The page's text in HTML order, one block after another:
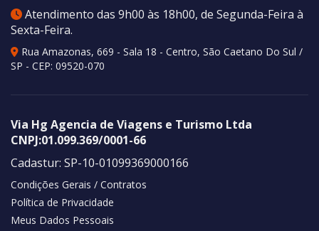
Atendimento das 9h00 às 18h00, de Segunda-Feira à
Sexta-Feira.
Rua Amazonas, 669 - Sala 18 - Centro, São Caetano Do Sul /
SP - CEP: 09520-070
Via Hg Agencia de Viagens e Turismo Ltda
CNPJ:01.099.369/0001-66
Cadastur: SP-10-01099369000166
Condições Gerais / Contratos
Política de Privacidade
Meus Dados Pessoais